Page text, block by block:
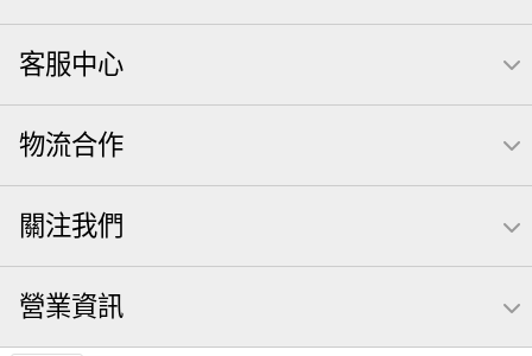
客服中心
物流合作
關注我們
營業資訊